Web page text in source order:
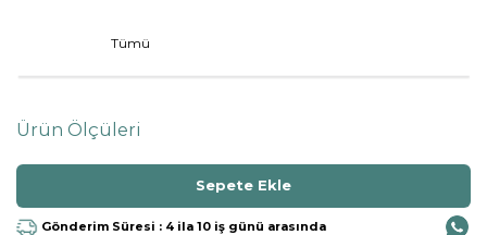
Tümü
Ürün Ölçüleri
Gönderim Süresi : 4 ila 10 iş günü arasında